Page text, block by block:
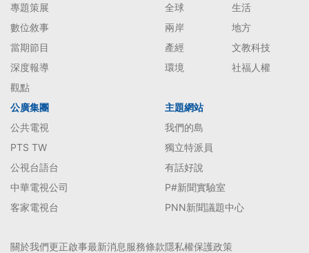
專題策展
數位敘事
當期節目
深度報導
觀點
全球
生活
兩岸
地方
產經
文教科技
環境
社福人權
公廣集團
公共電視
PTS TW
公視台語台
中華電視公司
客家電視台
主題網站
我們的島
獨立特派員
有話好說
P#新聞實驗室
PNN新聞議題中心
關於我們更正啟事最新消息服務條款隱私權保護政策